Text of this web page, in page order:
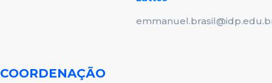
COORDENAÇÃO